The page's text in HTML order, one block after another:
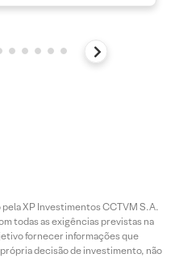
XP Investimentos CCTVM S.A.
todas as exigências previstas na
fornecer informações que
decisão de investimento, não